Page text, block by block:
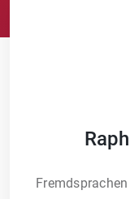
Fremdsprachen